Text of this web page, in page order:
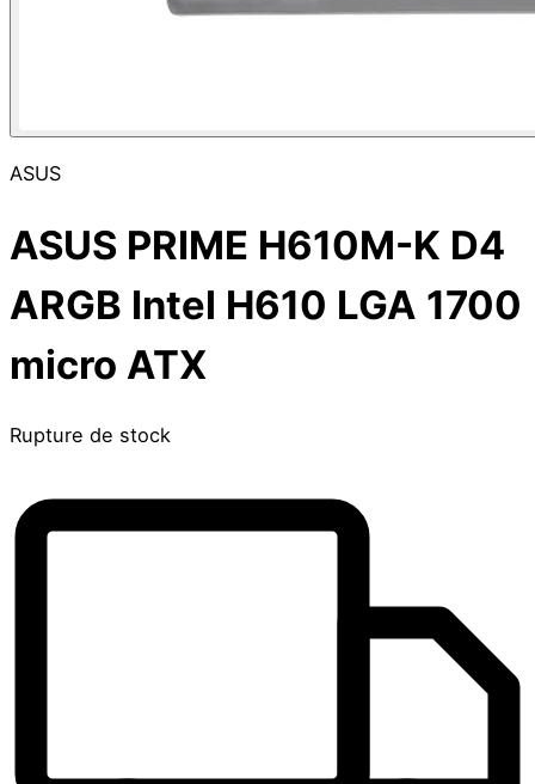
ASUS
ASUS PRIME H610M-K D4
ARGB Intel H610 LGA 1700
micro ATX
Rupture de stock